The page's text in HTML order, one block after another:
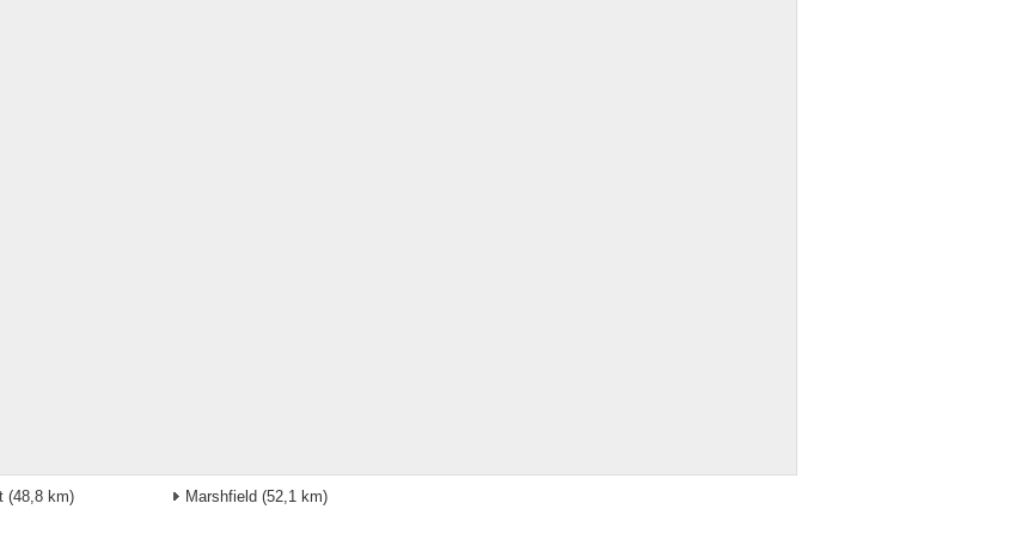
(48,8 km) Marshfield (52,1 km)